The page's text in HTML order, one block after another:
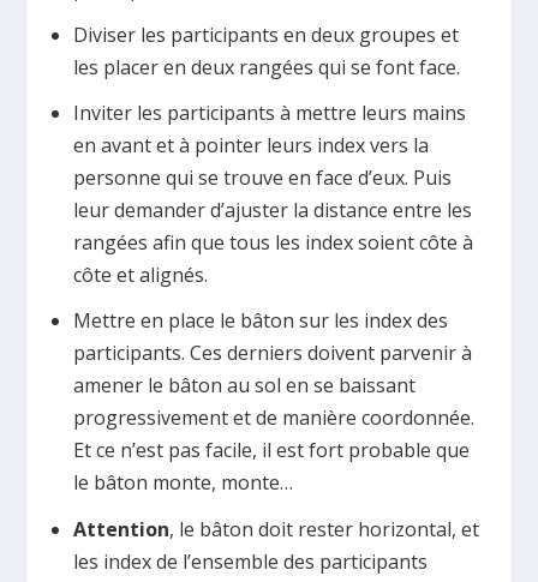
Diviser les participants en deux groupes et
les placer en deux rangées qui se font face.
Inviter les participants à mettre leurs mains
en avant et à pointer leurs index vers la
personne qui se trouve en face d’eux. Puis
leur demander d’ajuster la distance entre les
rangées afin que tous les index soient côte à
côte et alignés.
Mettre en place le bâton sur les index des
participants. Ces derniers doivent parvenir à
amener le bâton au sol en se baissant
progressivement et de manière coordonnée.
Et ce n’est pas facile, il est fort probable que
le bâton monte, monte…
Attention, le bâton doit rester horizontal, et
les index de l’ensemble des participants